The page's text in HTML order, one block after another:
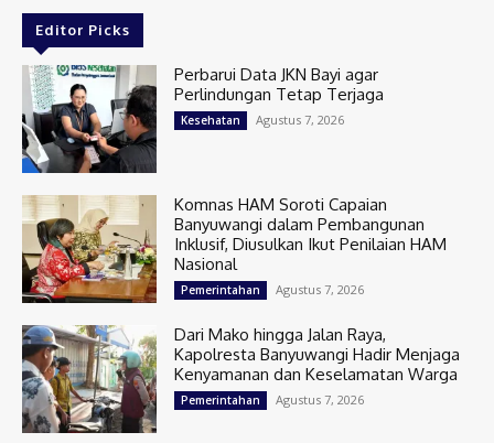
Editor Picks
Perbarui Data JKN Bayi agar
Perlindungan Tetap Terjaga
Kesehatan Agustus 7, 2026
Komnas HAM Soroti Capaian
Banyuwangi dalam Pembangunan
Inklusif, Diusulkan Ikut Penilaian HAM
Nasional
Pemerintahan Agustus 7, 2026
Dari Mako hingga Jalan Raya,
Kapolresta Banyuwangi Hadir Menjaga
Kenyamanan dan Keselamatan Warga
Pemerintahan Agustus 7, 2026